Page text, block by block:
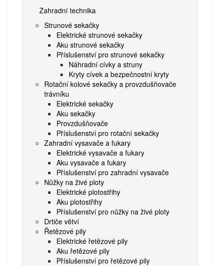
Zahradní technika
Strunové sekačky
Elektrické strunové sekačky
Aku strunové sekačky
Příslušenství pro strunové sekačky
Náhradní cívky a struny
Kryty cívek a bezpečnostní kryty
Rotační kolové sekačky a provzdušňovače
trávníku
Elektrické sekačky
Aku sekačky
Provzdušňovače
Příslušenství pro rotační sekačky
Zahradní vysavače a fukary
Elektrické vysavače a fukary
Aku vysavače a fukary
Příslušenství pro zahradní vysavače
Nůžky na živé ploty
Elektrické plotostřihy
Aku plotostřihy
Příslušenství pro nůžky na živé ploty
Drtiče větví
Řetězové pily
Elektrické řetězové pily
Aku řetězové pily
Příslušenství pro řetězové pily